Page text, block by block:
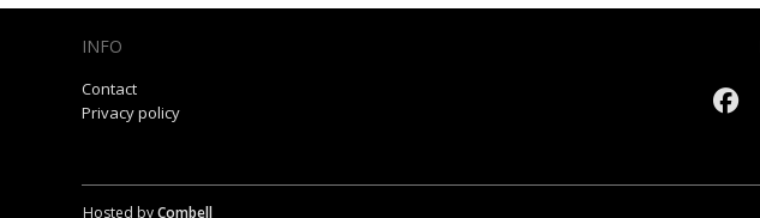
INFO
Contact
Privacy policy
Hosted byCombell